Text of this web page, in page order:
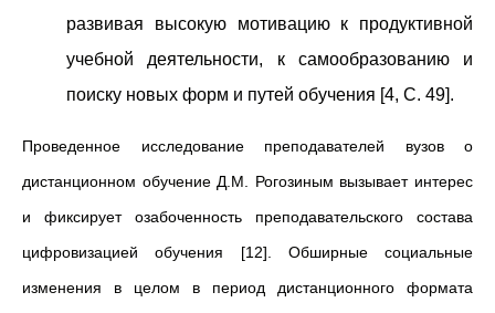
развивая высокую мотивацию к продуктивной
учебной деятельности, к самообразованию и
поиску новых форм и путей обучения [4, С. 49].
Проведенное исследование преподавателей вузов о
дистанционном обучение Д.М. Рогозиным вызывает интерес
и фиксирует озабоченность преподавательского состава
цифровизацией обучения [12]. Обширные социальные
изменения в целом в период дистанционного формата